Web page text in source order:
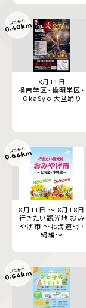
8月11日
操南学区・操明学区・
OkaSyo 大盆踊り
ココから
0.40km
8月11日 ～ 8月18日
行きたい観光地 おみ
やげ市 ～北海道・沖
縄編～
ココから
0.64km
ココから
0.64km